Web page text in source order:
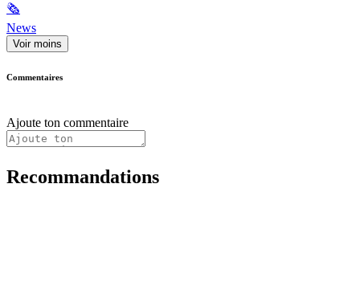
🗞
News
Voir moins
Commentaires
Ajoute ton commentaire
Recommandations